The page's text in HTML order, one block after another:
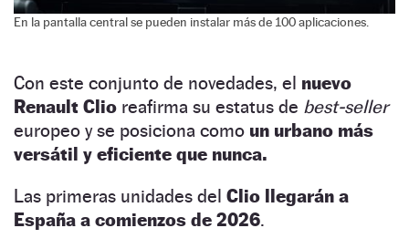
En la pantalla central se pueden instalar más de 100 aplicaciones.
Con este conjunto de novedades, el nuevo
Renault Clio reafirma su estatus de best-seller
europeo y se posiciona como un urbano más
versátil y eficiente que nunca.
Las primeras unidades del Clio llegarán a
España a comienzos de 2026.